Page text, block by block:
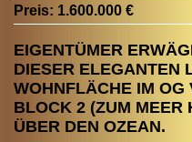
Preis: 1.600.000 €
EIGENTÜMER
DIESER ELEGANTEN
WOHNFLÄCHE IM OG
BLOCK 2 (ZUM MEER
ÜBER DEN OZEAN.